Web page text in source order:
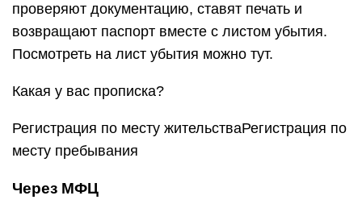
проверяют документацию, ставят печать и
возвращают паспорт вместе с листом убытия.
Посмотреть на лист убытия можно тут.
Какая у вас прописка?
Регистрация по месту жительстваРегистрация по
месту пребывания
Через МФЦ